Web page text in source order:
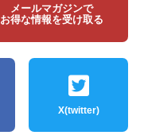
メールマガジンで
お得な情報を受け取る
X(twitter)